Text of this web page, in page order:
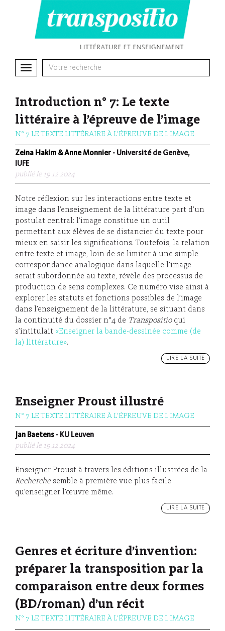
Toggle
Introduction n° 7: Le texte
littéraire à l’épreuve de l’image
N° 7 LE TEXTE LITTÉRAIRE À L'ÉPREUVE DE L'IMAGE
Zeina Hakim & Anne Monnier - Université de Genève,
IUFE
publié le 19.12.2024
Notre réflexion sur les interactions entre texte et
image dans l’enseignement de la littérature part d’un
postulat central: l’image constitue un outil
permettant aux élèves de se distancier du texte pour
mieux en saisir les significations. Toutefois, la relation
entre texte et image, loin de se limiter à une simple
correspondance analogique dans laquelle l’image
serait subordonnée au texte, révèle des processus de
production de sens complexes. Ce numéro vise ainsi à
explorer les statuts et fonctions possibles de l’image
dans l’enseignement de la littérature, se situant dans
la continuité du dossier n°4 de Transpositioqui
s’intitulait «Enseigner la bande-dessinée comme (de
la) littérature».
LIRE LA SUITE
Enseigner Proust illustré
N° 7 LE TEXTE LITTÉRAIRE À L'ÉPREUVE DE L'IMAGE
Jan Baetens - KU Leuven
publié le 19.12.2024
Enseigner Proust à travers les éditions illustrées de la
Recherchesemble à première vue plus facile
qu’enseigner l’œuvre même.
LIRE LA SUITE
Genres et écriture d’invention:
préparer la transposition par la
comparaison entre deux formes
(BD/roman) d’un récit
N° 7 LE TEXTE LITTÉRAIRE À L'ÉPREUVE DE L'IMAGE